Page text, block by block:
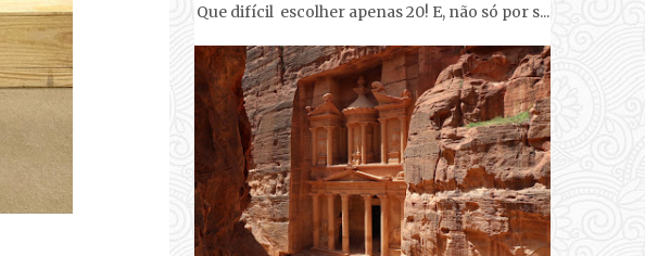
Que difícil escolher apenas 20! E, não só por s...